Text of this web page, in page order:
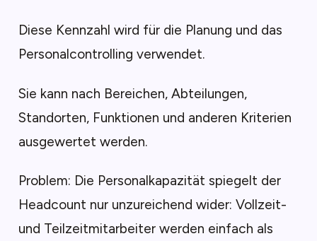
Diese Kennzahl wird für die Planung und das
Personalcontrolling verwendet.
Sie kann nach Bereichen, Abteilungen,
Standorten, Funktionen und anderen Kriterien
ausgewertet werden.
Problem: Die Personalkapazität spiegelt der
Headcount nur unzureichend wider: Vollzeit-
und Teilzeitmitarbeiter werden einfach als